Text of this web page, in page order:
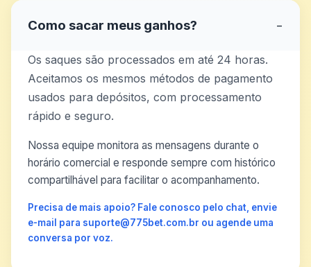
Como sacar meus ganhos? −
Os saques são processados em até 24 horas.
Aceitamos os mesmos métodos de pagamento
usados para depósitos, com processamento
rápido e seguro.
Nossa equipe monitora as mensagens durante o
horário comercial e responde sempre com histórico
compartilhável para facilitar o acompanhamento.
Precisa de mais apoio? Fale conosco pelo chat, envie
e-mail para suporte@775bet.com.br ou agende uma
conversa por voz.